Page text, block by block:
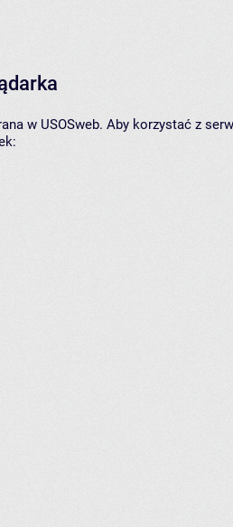
w USOSweb. Aby korzystać z